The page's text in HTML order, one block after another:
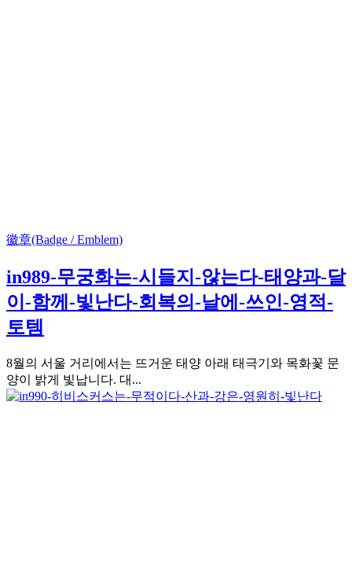
徽章(Badge / Emblem)
in989-무궁화는-시들지-않는다-태양과-달
이-함께-빛난다-회복의-날에-쓰인-영적-
토템
8월의 서울 거리에서는 뜨거운 태양 아래 태극기와 목화꽃 문
양이 밝게 빛납니다. 대...